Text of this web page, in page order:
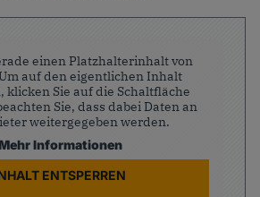
einen Platzhalterinhalt von
auf den eigentlichen Inhalt
klicken Sie auf die Schaltfläche
Sie, dass dabei Daten an
weitergegeben werden.
Informationen
ENTSPERREN